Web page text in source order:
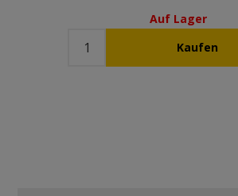
Auf Lager